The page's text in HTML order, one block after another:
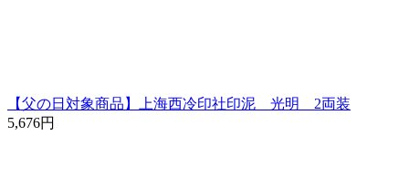
【父の日対象商品】上海西冷印社印泥 光明 2両装
5,676円